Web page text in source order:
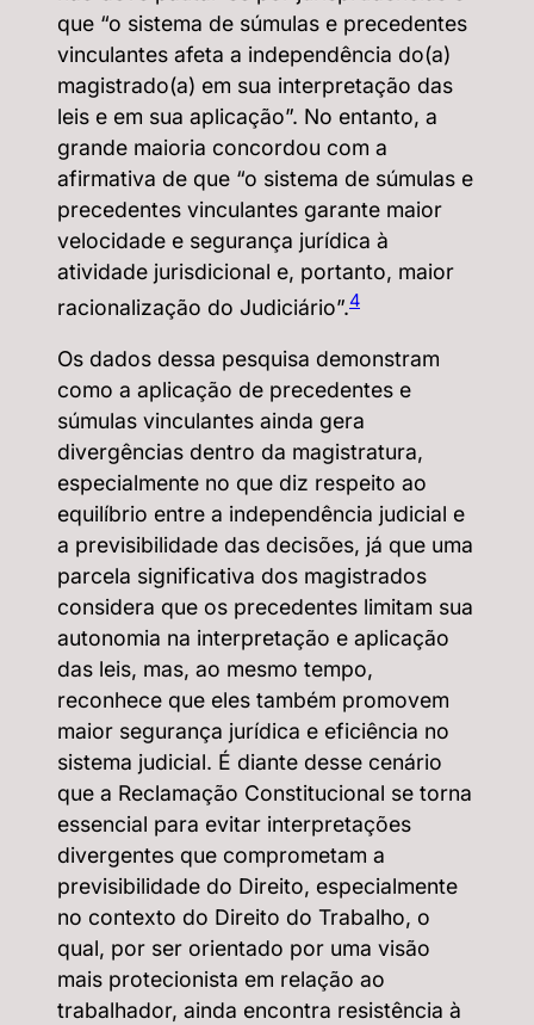
que “o sistema de súmulas e precedentes
vinculantes afeta a independência do(a)
magistrado(a) em sua interpretação das
leis e em sua aplicação”. No entanto, a
grande maioria concordou com a
afirmativa de que “o sistema de súmulas e
precedentes vinculantes garante maior
velocidade e segurança jurídica à
atividade jurisdicional e, portanto, maior
racionalização do Judiciário”.4
Os dados dessa pesquisa demonstram
como a aplicação de precedentes e
súmulas vinculantes ainda gera
divergências dentro da magistratura,
especialmente no que diz respeito ao
equilíbrio entre a independência judicial e
a previsibilidade das decisões, já que uma
parcela significativa dos magistrados
considera que os precedentes limitam sua
autonomia na interpretação e aplicação
das leis, mas, ao mesmo tempo,
reconhece que eles também promovem
maior segurança jurídica e eficiência no
sistema judicial. É diante desse cenário
que a Reclamação Constitucional se torna
essencial para evitar interpretações
divergentes que comprometam a
previsibilidade do Direito, especialmente
no contexto do Direito do Trabalho, o
qual, por ser orientado por uma visão
mais protecionista em relação ao
trabalhador, ainda encontra resistência à